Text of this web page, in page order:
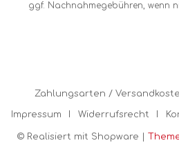
ggf. Nachnahmegebühren, wenn
Zahlungsarten /
Impressum Widerrufsrecht
© Realisiert mit Shopware |